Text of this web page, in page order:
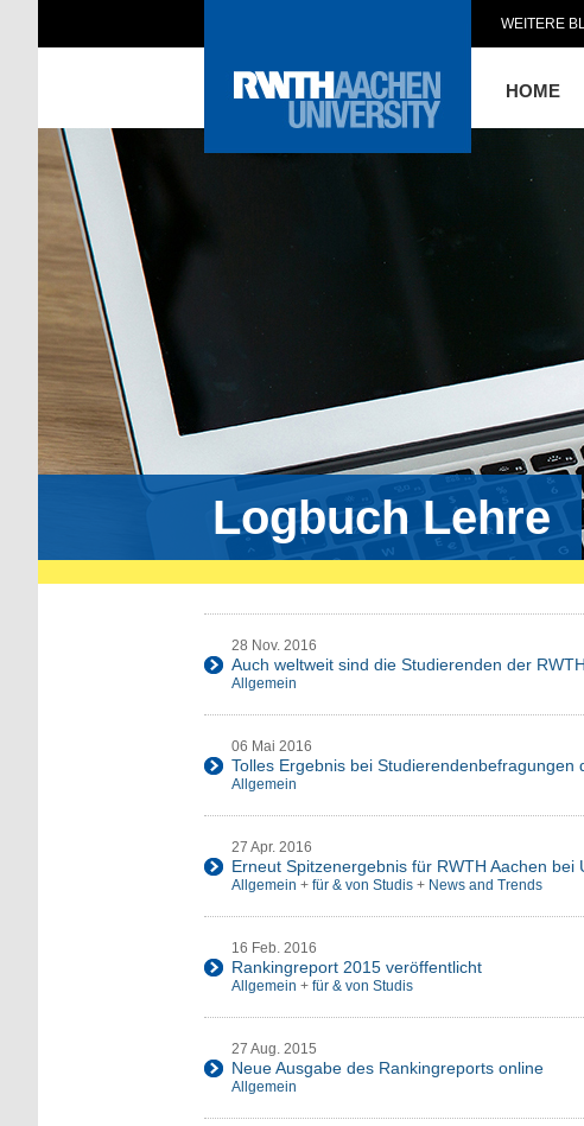
HOME
WEITERE
Logbuch Lehre
28 Nov. 2016
Auch weltweit sind die Studierenden der
Allgemein
06 Mai 2016
Tolles Ergebnis bei Studierendenbefragungen
Allgemein
27 Apr. 2016
Erneut Spitzenergebnis für RWTH Aachen bei
Allgemein + für & von Studis + News and Trends
16 Feb. 2016
Rankingreport 2015 veröffentlicht
Allgemein + für & von Studis
27 Aug. 2015
Neue Ausgabe des Rankingreports online
Allgemein